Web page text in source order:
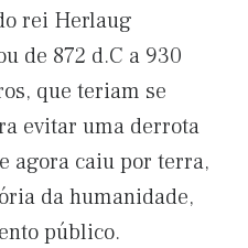
rei Herlaug
de 872 d.C a 930
que teriam se
evitar uma derrota
agora caiu por terra,
da humanidade,
público.